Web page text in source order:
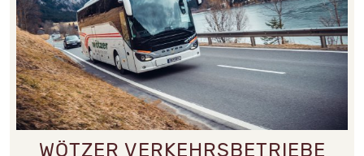
WÖTZER VERKEHRSBETRIEBE